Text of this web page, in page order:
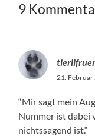
9
21.
“Mir sagt mein
Nummer ist dabei
nichtssagend ist.“